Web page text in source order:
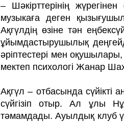
– Шәкірттерінің
музыкаға деген
Ақгүлдің өзіне тән
ұйымдастырушылық
әріптестері мен
мектеп психологі Жанар
Ақгүл – отбасында
сүйгізіп отыр. Ал ұлы
тәмамдады. Ауылдық клуб